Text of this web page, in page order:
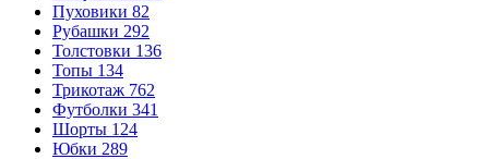
Пуховики 82
Рубашки 292
Толстовки 136
Топы 134
Трикотаж 762
Футболки 341
Шорты 124
Юбки 289